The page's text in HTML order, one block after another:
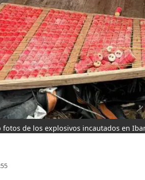
de los explosivos incautados en